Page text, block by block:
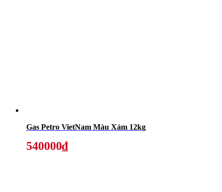
Gas Petro VietNam Màu Xám 12kg
540000₫